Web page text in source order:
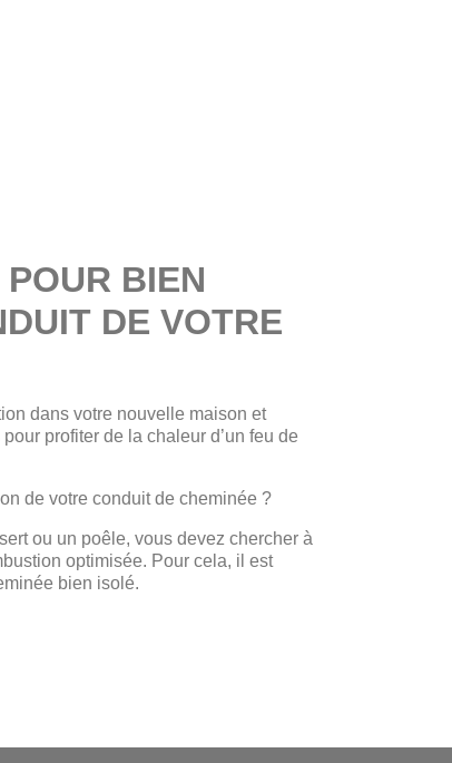
BIEN
DE VOTRE
dans votre nouvelle maison et
profiter de la chaleur d’un feu de
de votre conduit de cheminée ?
ou un poêle, vous devez chercher à
optimisée. Pour cela, il est
bien isolé.